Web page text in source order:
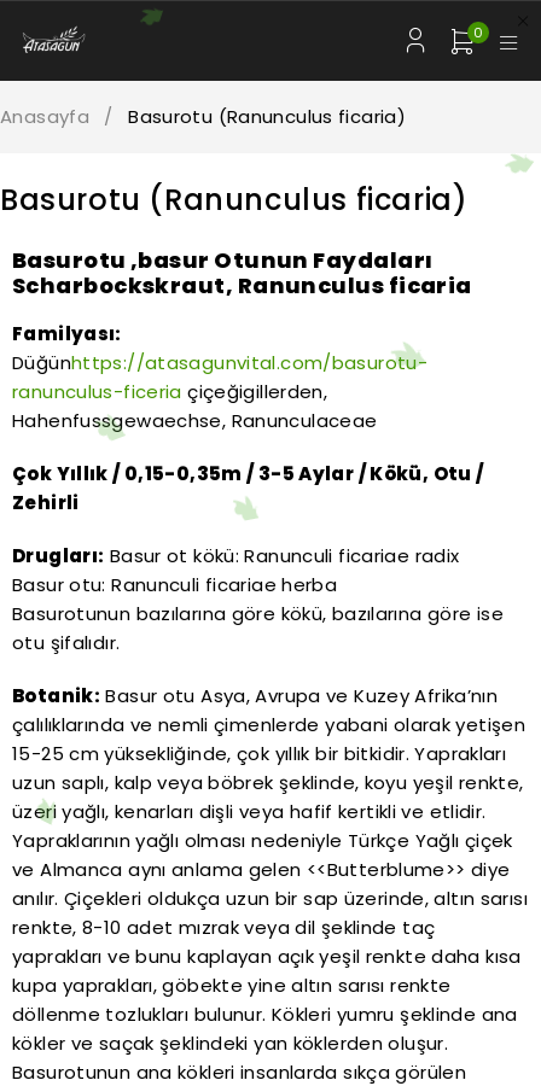
0
Basurotu (Ranunculus ficaria)
Anasayfa / Basurotu (Ranunculus ficaria)
Basurotu ,basur Otunun Faydaları
Scharbockskraut, Ranunculus ficaria
Familyası:
Düğünhttps://atasagunvital.com/basurotu-
ranunculus-ficeria çiçeğigillerden,
Hahenfussgewaechse, Ranunculaceae
Çok Yıllık / 0,15-0,35m / 3-5 Aylar / Kökü, Otu /
Zehirli
Drugları: Basur ot kökü: Ranunculi ficariae radix
Basur otu: Ranunculi ficariae herba
Basurotunun bazılarına göre kökü, bazılarına göre ise
otu şifalıdır.
Botanik: Basur otu Asya, Avrupa ve Kuzey Afrika’nın
çalılıklarında ve nemli çimenlerde yabani olarak yetişen
15-25 cm yüksekliğinde, çok yıllık bir bitkidir. Yaprakları
uzun saplı, kalp veya böbrek şeklinde, koyu yeşil renkte,
üzeri yağlı, kenarları dişli veya hafif kertikli ve etlidir.
Yapraklarının yağlı olması nedeniyle Türkçe Yağlı çiçek
ve Almanca aynı anlama gelen <<Butterblume>> diye
anılır. Çiçekleri oldukça uzun bir sap üzerinde, altın sarısı
renkte, 8-10 adet mızrak veya dil şeklinde taç
yaprakları ve bunu kaplayan açık yeşil renkte daha kısa
kupa yaprakları, göbekte yine altın sarısı renkte
döllenme tozlukları bulunur. Kökleri yumru şeklinde ana
kökler ve saçak şeklindeki yan köklerden oluşur.
Basurotunun ana kökleri insanlarda sıkça görülen